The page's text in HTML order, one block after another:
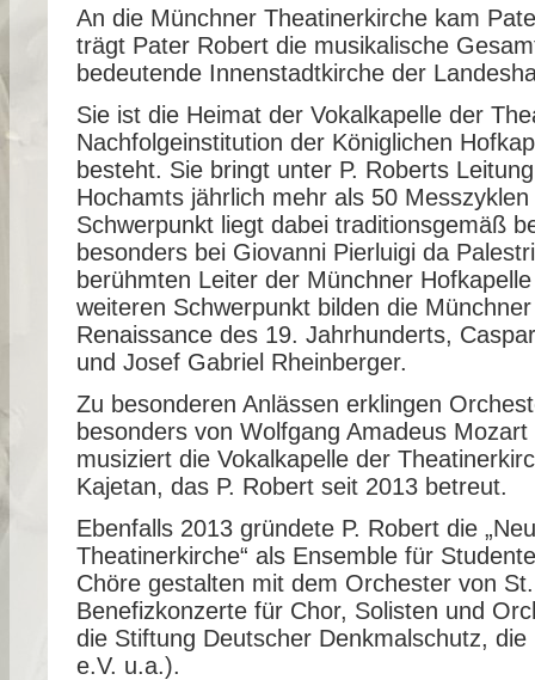
An die Münchner Theatinerkirche kam
trägt Pater Robert die musikalische
bedeutende Innenstadtkirche der
Sie ist die Heimat der Vokalkapelle der
Nachfolgeinstitution der Königlichen
besteht. Sie bringt unter P. Roberts
Hochamts jährlich mehr als 50
Schwerpunkt liegt dabei traditionsgemäß
besonders bei Giovanni Pierluigi da
berühmten Leiter der Münchner
weiteren Schwerpunkt bilden die
Renaissance des 19. Jahrhunderts,
und Josef Gabriel Rheinberger.
Zu besonderen Anlässen erklingen
besonders von Wolfgang Amadeus
musiziert die Vokalkapelle der
Kajetan, das P. Robert seit 2013 betreut.
Ebenfalls 2013 gründete P. Robert die
Theatinerkirche“ als Ensemble für
Chöre gestalten mit dem Orchester von
Benefizkonzerte für Chor, Solisten und
die Stiftung Deutscher Denkmalschutz,
e.V. u.a.).